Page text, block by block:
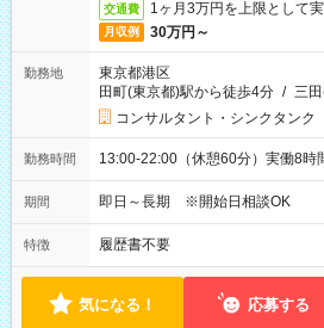
交通費 1ヶ月3万円を上限として
月収例 30万円～
勤務地
東京都港区
田町(東京都)駅から徒歩4分 / 三
コンサルタント・シンクタンク
勤務時間 13:00-22:00（休憩60分）実働8時
期間 即日～長期 ※開始日相談OK
特徴 履歴書不要
気になる！ 応募する